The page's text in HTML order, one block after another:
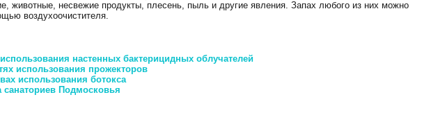
животные, несвежие продукты, плесень, пыль и другие явления. Запах любого из них можно
воздухоочистителя.
настенных бактерицидных облучателей
использования прожекторов
использования ботокса
санаториев Подмосковья